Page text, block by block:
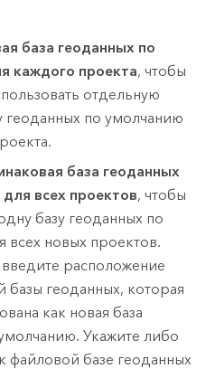
база геоданных по
каждого проекта, чтобы
отдельную
геоданных по умолчанию
база геоданных
всех проектов, чтобы
базу геоданных по
всех новых проектов.
расположение
геоданных, которая
как новая база
Укажите либо
файловой базе геоданных